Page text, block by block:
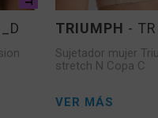
TRIUMPH -
Sujetador mujer
stretch N Copa C
VER MÁS